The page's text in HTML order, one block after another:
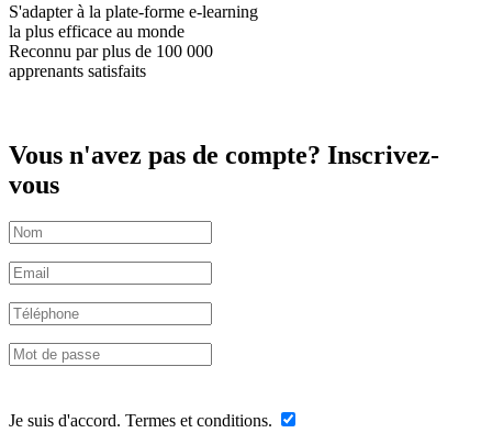
S'adapter à la plate-forme e-learning
la plus efficace au monde
Reconnu par plus de 100 000
apprenants satisfaits
Vous n'avez pas de compte? Inscrivez-
vous
Je suis d'accord. Termes et conditions.